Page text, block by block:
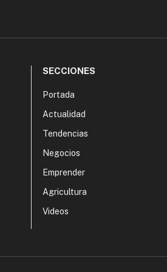
SECCIONES
Portada
Actualidad
Tendencias
Negocios
Emprender
Agricultura
Videos